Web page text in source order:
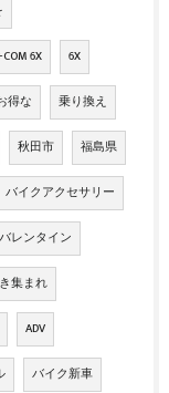
6X 6X
得な 乗り換え
秋田市 福島県
バイクアクセサリー
レンタイン
集まれ
ADV
バイク新車